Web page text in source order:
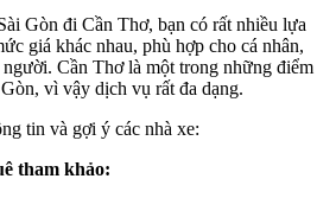
Gòn đi Cần Thơ, bạn có rất nhiều lựa
giá khác nhau, phù hợp cho cá nhân,
Cần Thơ là một trong những điểm
vì vậy dịch vụ rất đa dạng.
tin và gợi ý các nhà xe:
tham khảo: